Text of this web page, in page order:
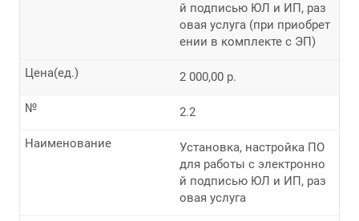
й подписью ЮЛ и ИП, раз
овая услуга (при приобрет
ении в комплекте с ЭП)
2 000,00 р.
Цена(ед.)
2.2
№
Установка, настройка ПО
для работы с электронно
й подписью ЮЛ и ИП, раз
овая услуга
Наименование